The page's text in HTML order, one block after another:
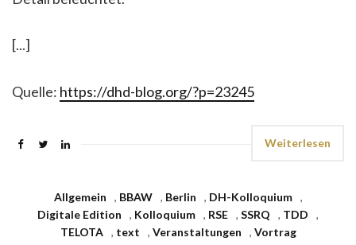
[...]
Quelle: https://dhd-blog.org/?p=23245
Weiterlesen
Allgemein , BBAW , Berlin , DH-Kolloquium
,
Digitale Edition
, Kolloquium , RSE , SSRQ , TDD
,
TELOTA
, text , Veranstaltungen , Vortrag